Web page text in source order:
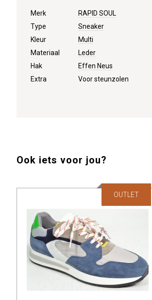
Merk
RAPID SOUL
Type
Sneaker
Kleur
Multi
Materiaal
Leder
Hak
Effen Neus
Extra
Voor steunzolen
Ook iets voor jou?
OUTLET